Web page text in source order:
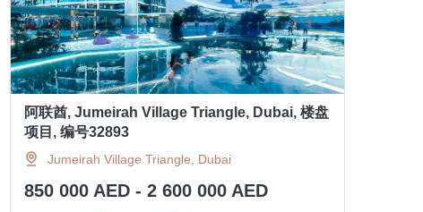
阿联酋, Jumeirah Village Triangle, Dubai, 楼盘
项目, 编号32893
Jumeirah Village Triangle, Dubai
850 000 AED - 2 600 000 AED